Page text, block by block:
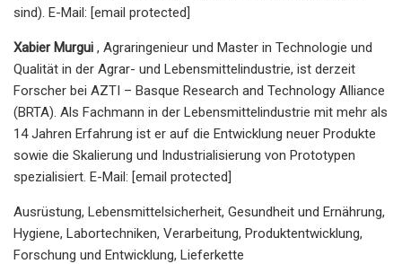
sind). E-Mail: [email protected]
Xabier Murgui , Agraringenieur und Master in Technologie und
Qualität in der Agrar- und Lebensmittelindustrie, ist derzeit
Forscher bei AZTI – Basque Research and Technology Alliance
(BRTA). Als Fachmann in der Lebensmittelindustrie mit mehr als
14 Jahren Erfahrung ist er auf die Entwicklung neuer Produkte
sowie die Skalierung und Industrialisierung von Prototypen
spezialisiert. E-Mail: [email protected]
Ausrüstung, Lebensmittelsicherheit, Gesundheit und Ernährung,
Hygiene, Labortechniken, Verarbeitung, Produktentwicklung,
Forschung und Entwicklung, Lieferkette